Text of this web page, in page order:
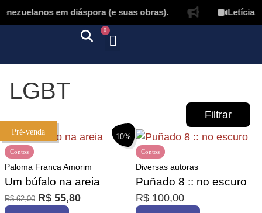
em diáspora (e suas obras). Letícia
0
LGBT
Filtrar
Promoção
10%
Pré-venda
Contos
Paloma Franca Amorim
Um búfalo na areia
R$62,00 R$ 55,80
Contos
Diversas autoras
Puñado 8 :: no escuro
R$ 100,00